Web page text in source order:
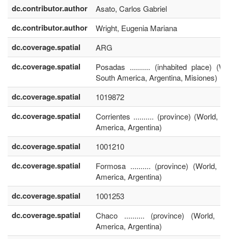
dc.contributor.author Asato, Carlos Gabriel
dc.contributor.author Wright, Eugenia Mariana
dc.coverage.spatial ARG
dc.coverage.spatial
Posadas .......... (inhabited place)
South America, Argentina, Misiones)
dc.coverage.spatial 1019872
dc.coverage.spatial
Corrientes .......... (province) (World,
America, Argentina)
dc.coverage.spatial 1001210
dc.coverage.spatial
Formosa .......... (province) (World,
America, Argentina)
dc.coverage.spatial 1001253
dc.coverage.spatial
Chaco .......... (province) (World,
America, Argentina)